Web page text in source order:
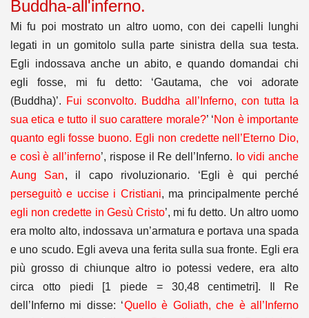
Buddha-all'inferno.
Mi fu poi mostrato un altro uomo, con dei capelli lunghi
legati in un gomitolo sulla parte sinistra della sua testa.
Egli indossava anche un abito, e quando domandai chi
egli fosse, mi fu detto: ‘Gautama, che voi adorate
(Buddha)’. Fui sconvolto. Buddha all’Inferno, con tutta la
sua etica e tutto il suo carattere morale?’ ‘Non è importante
quanto egli fosse buono. Egli non credette nell’Eterno Dio,
e così è all’inferno’, rispose il Re dell’Inferno. Io vidi anche
Aung San, il capo rivoluzionario. ‘Egli è qui perché
perseguitò e uccise i Cristiani, ma principalmente perché
egli non credette in Gesù Cristo’, mi fu detto. Un altro uomo
era molto alto, indossava un’armatura e portava una spada
e uno scudo. Egli aveva una ferita sulla sua fronte. Egli era
più grosso di chiunque altro io potessi vedere, era alto
circa otto piedi [1 piede = 30,48 centimetri]. Il Re
dell’Inferno mi disse: ‘Quello è Goliath, che è all’Inferno